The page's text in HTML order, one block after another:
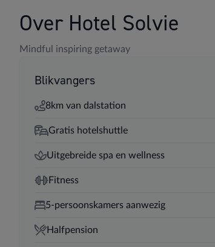
Over Hotel Solvie
Mindful inspiring getaway
Blikvangers
8km van dalstation
Gratis hotelshuttle
Uitgebreide spa en wellness
Fitness
5-persoonskamers aanwezig
Halfpension